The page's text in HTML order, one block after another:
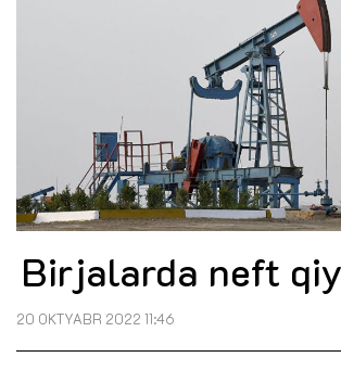
Birjalarda neft
20 OKTYABR 2022 11:46